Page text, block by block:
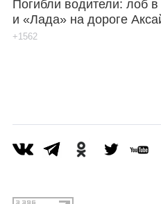
Погибли водители: лоб в
и «Лада» на дороге
+1562